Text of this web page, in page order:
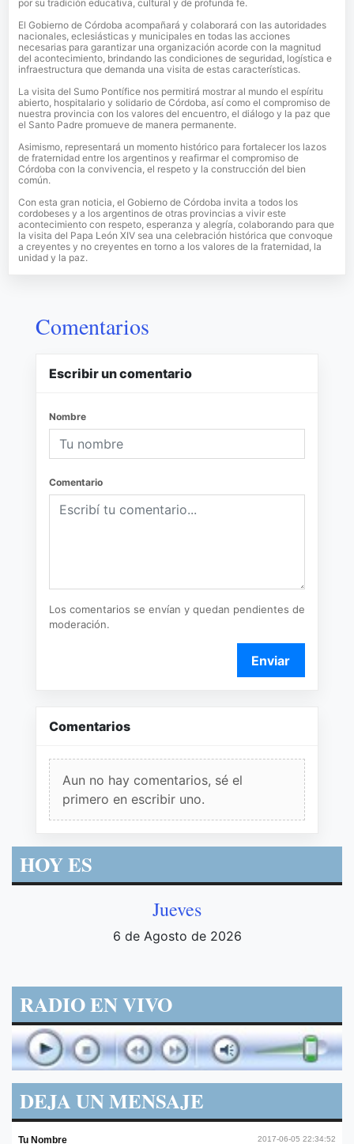
por su tradición educativa, cultural y de profunda fe.
El Gobierno de Córdoba acompañará y colaborará con las autoridades
nacionales, eclesiásticas y municipales en todas las acciones
necesarias para garantizar una organización acorde con la magnitud
del acontecimiento, brindando las condiciones de seguridad, logística e
infraestructura que demanda una visita de estas características.
La visita del Sumo Pontífice nos permitirá mostrar al mundo el espíritu
abierto, hospitalario y solidario de Córdoba, así como el compromiso de
nuestra provincia con los valores del encuentro, el diálogo y la paz que
el Santo Padre promueve de manera permanente.
Asimismo, representará un momento histórico para fortalecer los lazos
de fraternidad entre los argentinos y reafirmar el compromiso de
Córdoba con la convivencia, el respeto y la construcción del bien
común.
Con esta gran noticia, el Gobierno de Córdoba invita a todos los
cordobeses y a los argentinos de otras provincias a vivir este
acontecimiento con respeto, esperanza y alegría, colaborando para que
la visita del Papa León XIV sea una celebración histórica que convoque
a creyentes y no creyentes en torno a los valores de la fraternidad, la
unidad y la paz.
Comentarios
Escribir un comentario
Nombre
Comentario
Los comentarios se envían y quedan pendientes de
moderación.
Enviar
Comentarios
Aun no hay comentarios, sé el
primero en escribir uno.
HOY ES
Jueves
6 de Agosto de 2026
RADIO EN VIVO
DEJA UN MENSAJE